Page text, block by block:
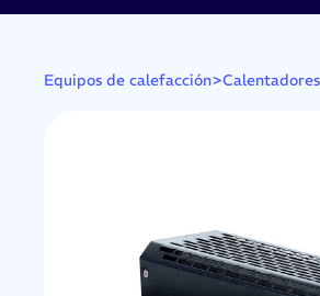
Equipos de calefacción>